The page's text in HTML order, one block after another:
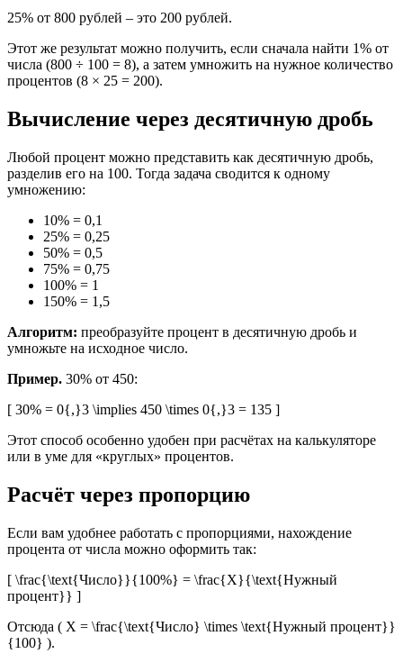
25% от 800 рублей – это 200 рублей.
Этот же результат можно получить, если сначала найти 1% от
числа (800 ÷ 100 = 8), а затем умножить на нужное количество
процентов (8 × 25 = 200).
Вычисление через десятичную дробь
Любой процент можно представить как десятичную дробь,
разделив его на 100. Тогда задача сводится к одному
умножению:
10% = 0,1
25% = 0,25
50% = 0,5
75% = 0,75
100% = 1
150% = 1,5
Алгоритм: преобразуйте процент в десятичную дробь и
умножьте на исходное число.
Пример. 30% от 450:
[ 30% = 0{,}3 \implies 450 \times 0{,}3 = 135 ]
Этот способ особенно удобен при расчётах на калькуляторе
или в уме для «круглых» процентов.
Расчёт через пропорцию
Если вам удобнее работать с пропорциями, нахождение
процента от числа можно оформить так:
[ \frac{\text{Число}}{100%} = \frac{X}{\text{Нужный
процент}} ]
Отсюда ( X = \frac{\text{Число} \times \text{Нужный процент}}
{100} ).